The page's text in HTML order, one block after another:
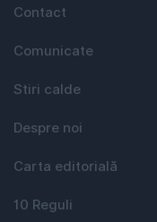
Contact
Comunicate
Stiri calde
Despre noi
Carta editorială
10 Reguli